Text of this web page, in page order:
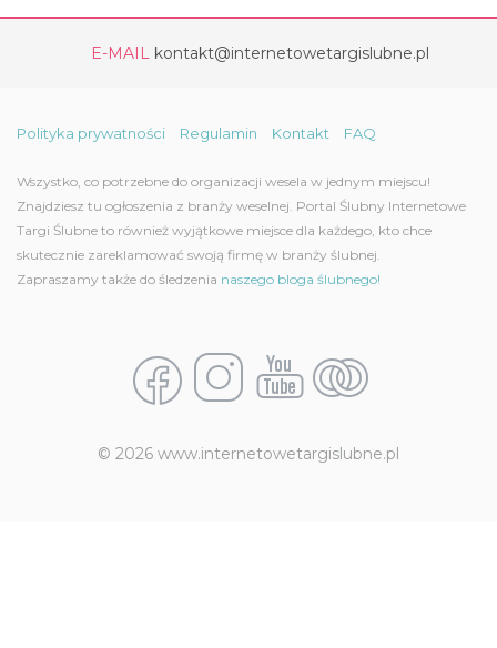
E-MAIL kontakt@internetowetargislubne.pl
Polityka prywatności Regulamin Kontakt FAQ
Wszystko, co potrzebne do organizacji wesela w jednym miejscu!
Znajdziesz tu ogłoszenia z branży weselnej. Portal Ślubny Internetowe
Targi Ślubne to również wyjątkowe miejsce dla każdego, kto chce
skutecznie zareklamować swoją firmę w branży ślubnej.
Zapraszamy także do śledzenia naszego bloga ślubnego!
© 2026 www.internetowetargislubne.pl